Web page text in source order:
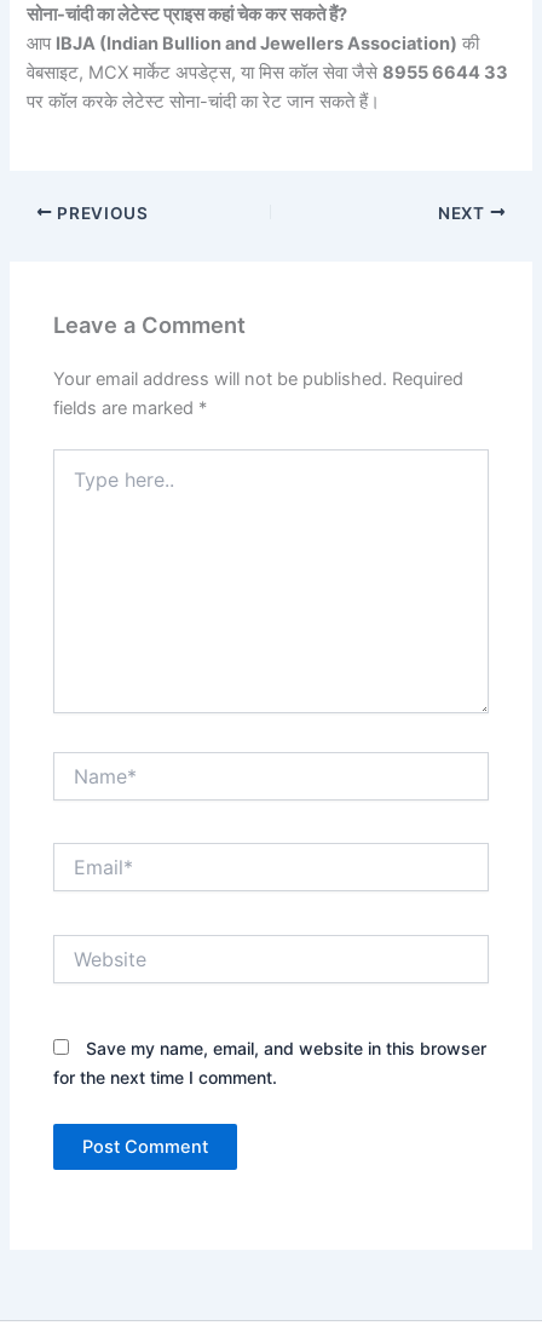
सोना-चांदी का लेटेस्ट प्राइस कहां चेक कर सकते हैं?
आप IBJA (Indian Bullion and Jewellers Association) की
वेबसाइट, MCX मार्केट अपडेट्स, या मिस कॉल सेवा जैसे8955 6644 33
पर कॉल करके लेटेस्ट सोना-चांदी का रेट जान सकते हैं।
PREVIOUS NEXT
Leave a Comment
Your email address will not be published. Required
fields are marked *
here..
Save my name, email, and website in this browser
for the next time I comment.